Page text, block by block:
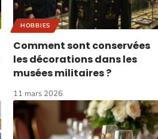
HOBBIES
Comment sont conservées
les décorations dans les
musées militaires ?
11 mars 2026